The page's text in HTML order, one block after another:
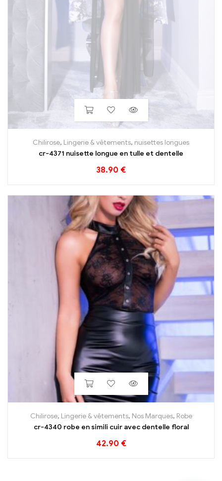
Chilirose, Lingerie & vêtements, nuisettes longues
cr-4371 nuisette longue en tulle et dentelle
38.90 €
Chilirose, Lingerie & vêtements, Nos Marques, Robe
cr-4340 robe en simili cuir avec dentelle floral
42.90 €